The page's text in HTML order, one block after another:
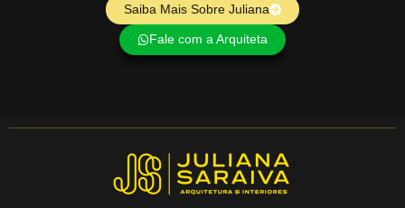
Saiba Mais Sobre Juliana
Fale com a Arquiteta